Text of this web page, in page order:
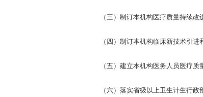
（三）制订本机构医疗质量持续改
（四）制订本机构临床新技术引进
（五）建立本机构医务人员医疗质量
（六）落实省级以上卫生计生行政部